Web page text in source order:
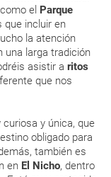
el Parque
que incluir en
la atención
una larga tradición
asistir a ritos
que nos
curiosa y única, que
obligado para
también es
en El Nicho, dentro
de la compañía
salida.
anular o
gastos puede
para ir